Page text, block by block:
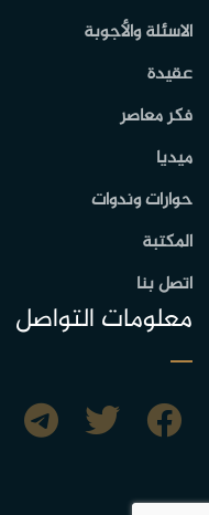
الاسئلة والأجوبة
عقيدة
فكر معاصر
ميديا
حوارات وندوات
المكتبة
اتصل بنا
معلومات التواصل